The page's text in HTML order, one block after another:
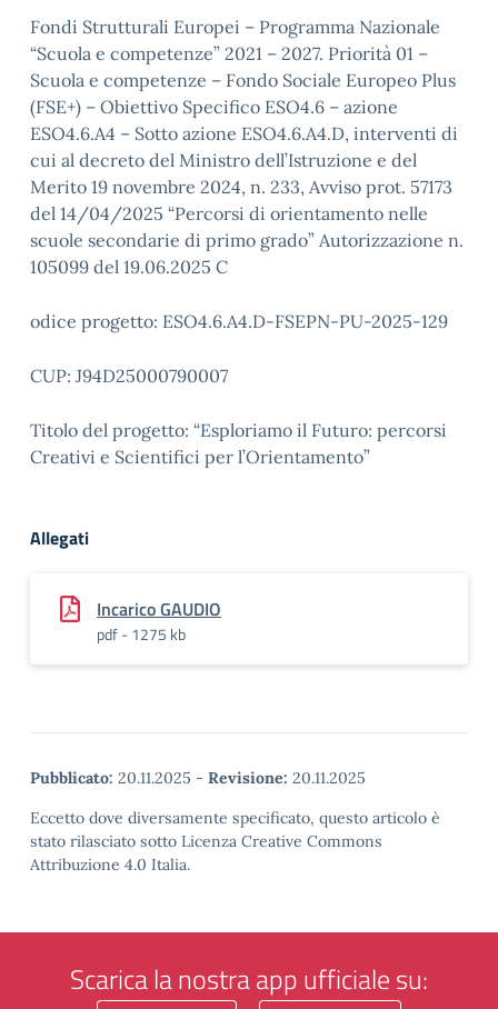
Fondi Strutturali Europei – Programma Nazionale
“Scuola e competenze” 2021 – 2027. Priorità 01 –
Scuola e competenze – Fondo Sociale Europeo Plus
(FSE+) – Obiettivo Specifico ESO4.6 – azione
ESO4.6.A4 – Sotto azione ESO4.6.A4.D, interventi di
cui al decreto del Ministro dell’Istruzione e del
Merito 19 novembre 2024, n. 233, Avviso prot. 57173
del 14/04/2025 “Percorsi di orientamento nelle
scuole secondarie di primo grado” Autorizzazione n.
105099 del 19.06.2025 C
odice progetto: ESO4.6.A4.D-FSEPN-PU-2025-129
CUP: J94D25000790007
Titolo del progetto: “Esploriamo il Futuro: percorsi
Creativi e Scientifici per l’Orientamento”
Allegati
Incarico GAUDIO
pdf - 1275 kb
Pubblicato: 20.11.2025 - Revisione: 20.11.2025
Eccetto dove diversamente specificato, questo articolo è
stato rilasciato sotto Licenza Creative Commons
Attribuzione 4.0 Italia.
Scarica la nostra app ufficiale su: